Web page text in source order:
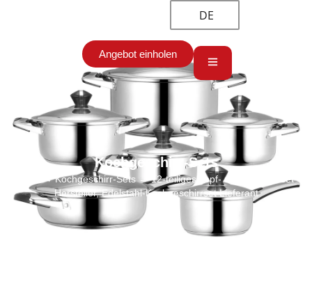
DE
Angebot einholen
Kochgeschirr-Sets
→Kochgeschirr-Sets→ 12-teiliges Topf- und Pfannenset
Hersteller, Edelstahl-Kochgeschirrset Lieferant